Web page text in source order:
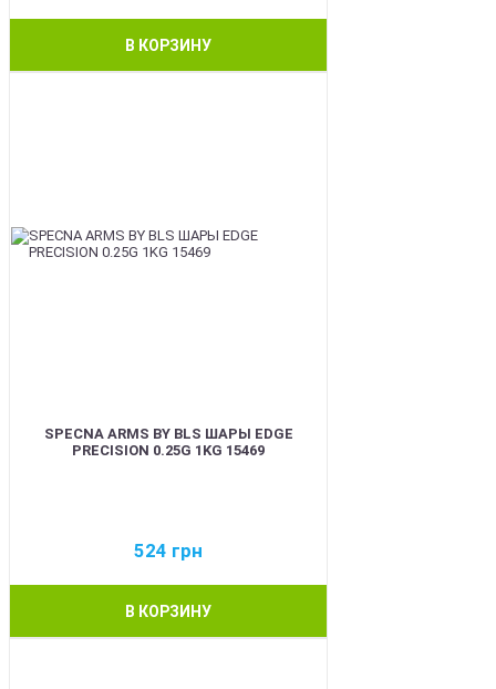
В КОРЗИНУ
SPECNA ARMS BY BLS ШАРЫ EDGE
PRECISION 0.25G 1KG 15469
524 грн
В КОРЗИНУ